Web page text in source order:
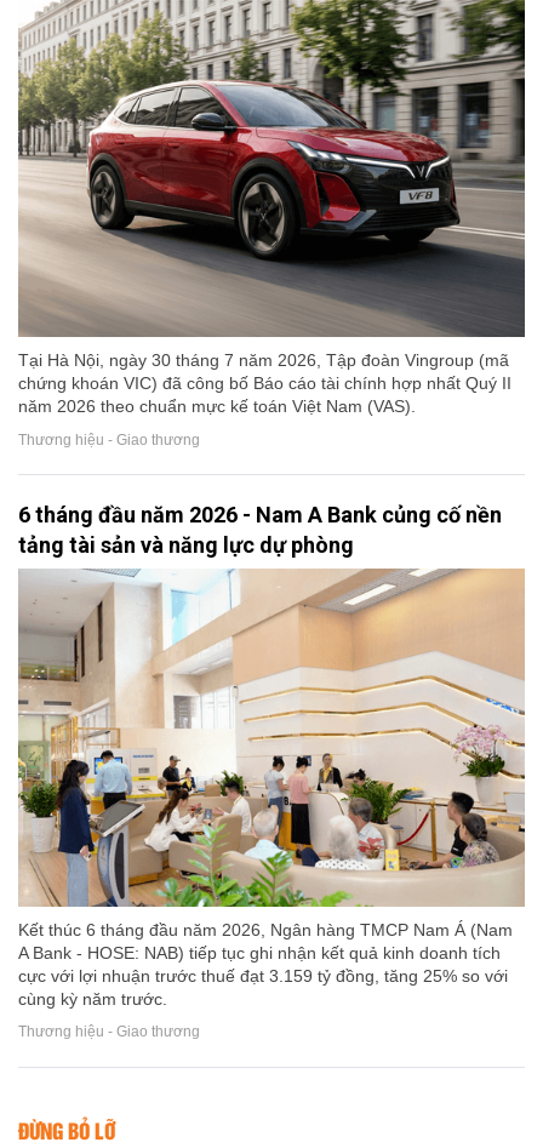
Tại Hà Nội, ngày 30 tháng 7 năm 2026, Tập đoàn Vingroup (mã
chứng khoán VIC) đã công bố Báo cáo tài chính hợp nhất Quý II
năm 2026 theo chuẩn mực kế toán Việt Nam (VAS).
Thương hiệu - Giao thương
6 tháng đầu năm 2026 - Nam A Bank củng cố nền
tảng tài sản và năng lực dự phòng
Kết thúc 6 tháng đầu năm 2026, Ngân hàng TMCP Nam Á (Nam
A Bank - HOSE: NAB) tiếp tục ghi nhận kết quả kinh doanh tích
cực với lợi nhuận trước thuế đạt 3.159 tỷ đồng, tăng 25% so với
cùng kỳ năm trước.
Thương hiệu - Giao thương
ĐỪNG BỎ LỠ